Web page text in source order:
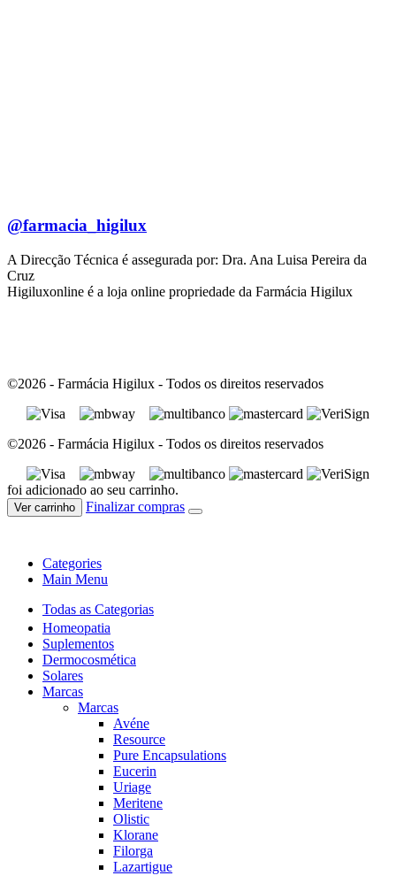
@farmacia_higilux
A Direcção Técnica é assegurada por: Dra. Ana Luisa Pereira da
Cruz
Higiluxonline é a loja online propriedade da Farmácia Higilux
©2026 - Farmácia Higilux - Todos os direitos reservados
©2026 - Farmácia Higilux - Todos os direitos reservados
foi adicionado ao seu carrinho.
Ver carrinho Finalizar compras
Categories
Main Menu
Todas as Categorias
Homeopatia
Suplementos
Dermocosmética
Solares
Marcas
Marcas
Avéne
Resource
Pure Encapsulations
Eucerin
Uriage
Meritene
Olistic
Klorane
Filorga
Lazartigue